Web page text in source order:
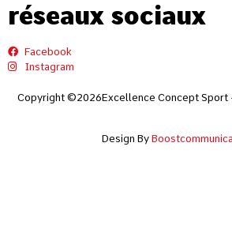
réseaux sociaux
Facebook
Instagram
Copyright ©2026Excellence Concept Sport
Design By